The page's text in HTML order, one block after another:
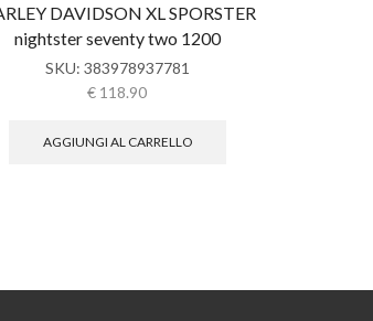
DAVIDSON XL SPORSTER
nightster seventy two 1200
SKU: 383978937781
€ 118.90
AGGIUNGI AL CARRELLO